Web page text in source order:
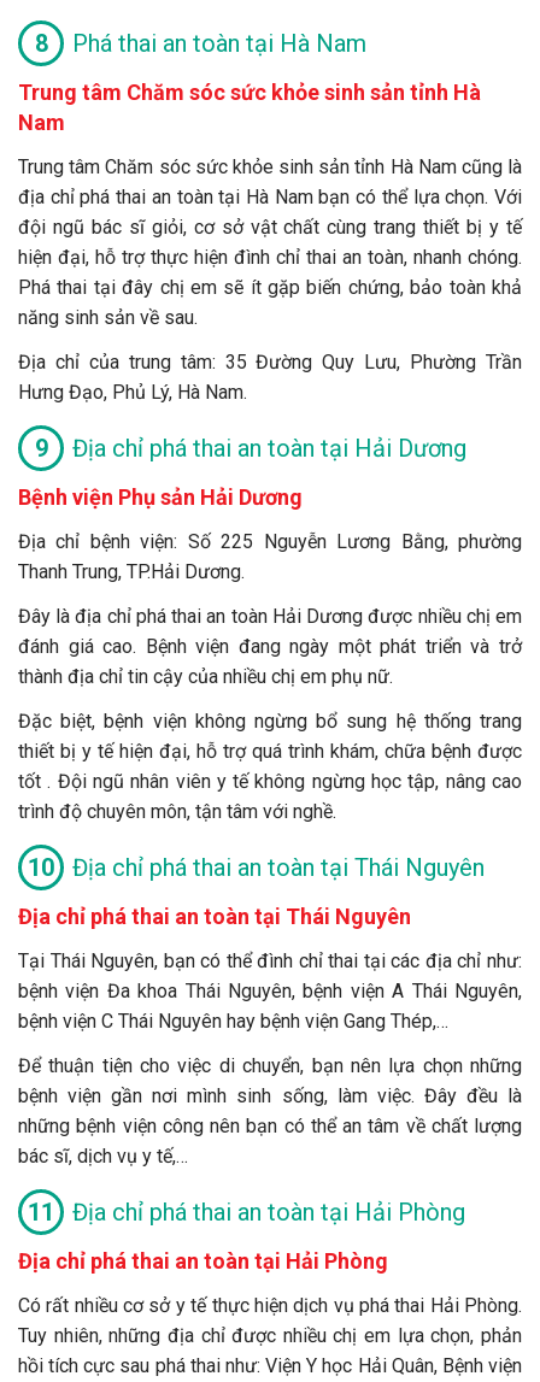
Phá thai an toàn tại Hà Nam
Trung tâm Chăm sóc sức khỏe sinh sản tỉnh Hà
Nam
Trung tâm Chăm sóc sức khỏe sinh sản tỉnh Hà Nam cũng là
địa chỉ phá thai an toàn tại Hà Nam bạn có thể lựa chọn. Với
đội ngũ bác sĩ giỏi, cơ sở vật chất cùng trang thiết bị y tế
hiện đại, hỗ trợ thực hiện đình chỉ thai an toàn, nhanh chóng.
Phá thai tại đây chị em sẽ ít gặp biến chứng, bảo toàn khả
năng sinh sản về sau.
Địa chỉ của trung tâm: 35 Đường Quy Lưu, Phường Trần
Hưng Đạo, Phủ Lý, Hà Nam.
Địa chỉ phá thai an toàn tại Hải Dương
Bệnh viện Phụ sản Hải Dương
Địa chỉ bệnh viện: Số 225 Nguyễn Lương Bằng, phường
Thanh Trung, TP.Hải Dương.
Đây là địa chỉ phá thai an toàn Hải Dương được nhiều chị em
đánh giá cao. Bệnh viện đang ngày một phát triển và trở
thành địa chỉ tin cậy của nhiều chị em phụ nữ.
Đặc biệt, bệnh viện không ngừng bổ sung hệ thống trang
thiết bị y tế hiện đại, hỗ trợ quá trình khám, chữa bệnh được
tốt . Đội ngũ nhân viên y tế không ngừng học tập, nâng cao
trình độ chuyên môn, tận tâm với nghề.
Địa chỉ phá thai an toàn tại Thái Nguyên
Địa chỉ phá thai an toàn tại Thái Nguyên
Tại Thái Nguyên, bạn có thể đình chỉ thai tại các địa chỉ như:
bệnh viện Đa khoa Thái Nguyên, bệnh viện A Thái Nguyên,
bệnh viện C Thái Nguyên hay bệnh viện Gang Thép,…
Để thuận tiện cho việc di chuyển, bạn nên lựa chọn những
bệnh viện gần nơi mình sinh sống, làm việc. Đây đều là
những bệnh viện công nên bạn có thể an tâm về chất lượng
bác sĩ, dịch vụ y tế,…
Địa chỉ phá thai an toàn tại Hải Phòng
Địa chỉ phá thai an toàn tại Hải Phòng
Có rất nhiều cơ sở y tế thực hiện dịch vụ phá thai Hải Phòng.
Tuy nhiên, những địa chỉ được nhiều chị em lựa chọn, phản
hồi tích cực sau phá thai như: Viện Y học Hải Quân, Bệnh viện